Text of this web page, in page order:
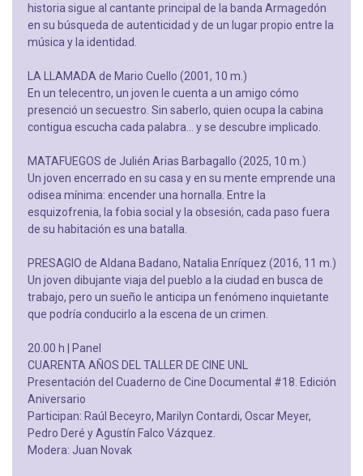
historia sigue al cantante principal de la banda Armagedón
en su búsqueda de autenticidad y de un lugar propio entre la
música y la identidad.
LA LLAMADA de Mario Cuello (2001, 10 m.)
En un telecentro, un joven le cuenta a un amigo cómo
presenció un secuestro. Sin saberlo, quien ocupa la cabina
contigua escucha cada palabra… y se descubre implicado.
MATAFUEGOS de Julién Arias Barbagallo (2025, 10 m.)
Un joven encerrado en su casa y en su mente emprende una
odisea mínima: encender una hornalla. Entre la
esquizofrenia, la fobia social y la obsesión, cada paso fuera
de su habitación es una batalla.
PRESAGIO de Aldana Badano, Natalia Enríquez (2016, 11 m.)
Un joven dibujante viaja del pueblo a la ciudad en busca de
trabajo, pero un sueño le anticipa un fenómeno inquietante
que podría conducirlo a la escena de un crimen.
20.00 h | Panel
CUARENTA AÑOS DEL TALLER DE CINE UNL
Presentación del Cuaderno de Cine Documental #18. Edición
Aniversario
Participan: Raúl Beceyro, Marilyn Contardi, Oscar Meyer,
Pedro Deré y Agustín Falco Vázquez.
Modera: Juan Novak